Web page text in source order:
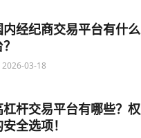
内经纪商交易平台有什
2026-03-18
杠杆交易平台有哪些？
全选项！